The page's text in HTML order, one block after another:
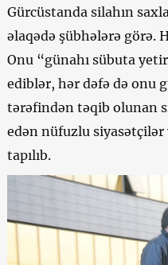
Gürcüstanda silahın
əlaqədə şübhələrə görə.
Onu “günahı sübuta
ediblər, hər dəfə də onu
tərəfindən təqib olunan
edən nüfuzlu
tapılıb.